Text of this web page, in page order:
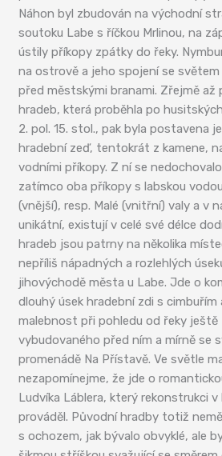
Náhon byl zbudován na východní
soutoku Labe s říčkou Mrlinou, na
ústily příkopy zpátky do řeky.
na ostrově a jeho spojení se
před městskými branami. Zřejmě až
hradeb, která proběhla po
2. pol. 15. stol., pak byla postavena
hradební zeď, tentokrát z kamene,
vodními příkopy. Z ní se
zatímco oba příkopy s labskou
(vnější), resp. Malé (vnitřní) valy a v
unikátní, existují v celé své délce
hradeb jsou patrny na několika
nepříliš nápadných a rozlehlých
jihovýchodě města u Labe. Jde o
dlouhý úsek hradební zdi s
malebnost při pohledu od řeky ještě
vybudovaného před ním a mírně se
promenádě Na Přístavě. Ve světle
nezapomínejme, že jde o
Ludvíka Láblera, který rekonstrukci v
prováděl. Původní hradby totiž
s ochozem, jak bývalo obvyklé, ale